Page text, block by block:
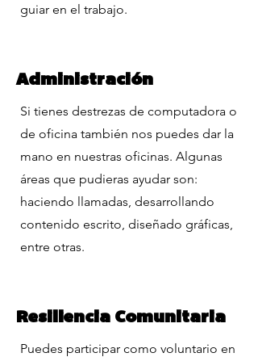
guiar en el trabajo.
Administración
Si tienes destrezas de computadora o
de oficina también nos puedes dar la
mano en nuestras oficinas. Algunas
áreas que pudieras ayudar son:
haciendo llamadas, desarrollando
contenido escrito, diseñado gráficas,
entre otras.
Resiliencia Comunitaria
Puedes participar como voluntario en